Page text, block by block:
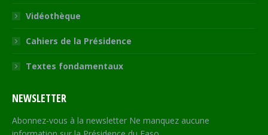
Vidéothèque
Cahiers de la Présidence
Textes fondamentaux
NEWSLETTER
Abonnez-vous à la newsletter Ne manquez aucune